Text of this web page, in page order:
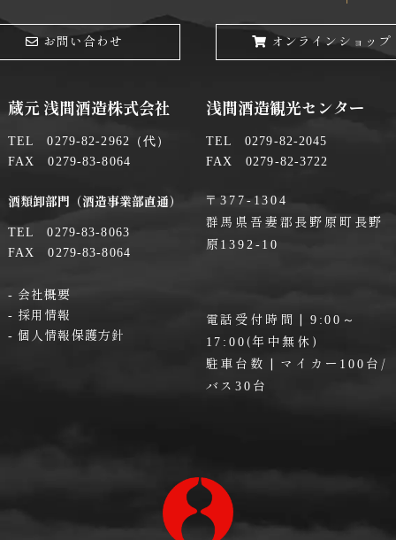
蔵元 浅間酒造株式会社
TEL 0279-82-2962（代）
FAX 0279-83-8064
酒類卸部門（酒造事業部直通）
TEL 0279-83-8063
FAX 0279-83-8064
会社概要
採用情報
個人情報保護方針
浅間酒造観光センター
TEL 0279-82-2045
FAX 0279-82-3722
〒377-1304
群馬県吾妻郡長野原町長野
原 1392-10
電話受付時間 | 9:00～
17:00 (年中無休)
駐車台数 | マイカー 100 台/
バス30 台
お問い合わせ オンラインショップ